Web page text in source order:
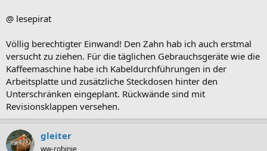
@ lesepirat
Völlig berechtigter Einwand! Den Zahn hab ich auch erstmal
versucht zu ziehen. Für die täglichen Gebrauchsgeräte wie die
Kaffeemaschine habe ich Kabeldurchführungen in der
Arbeitsplatte und zusätzliche Steckdosen hinter den
Unterschränken eingeplant. Rückwände sind mit
Revisionsklappen versehen.
gleiter
ww-robinie